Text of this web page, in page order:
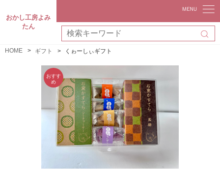
おかし工房よみ
たん
HOME ギフト くゎーしぃギフト